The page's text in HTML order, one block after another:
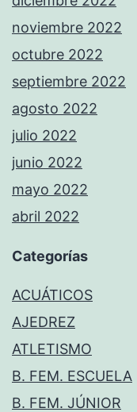
noviembre 2022
octubre 2022
septiembre 2022
agosto 2022
julio 2022
junio 2022
mayo 2022
abril 2022
Categorías
ACUÁTICOS
AJEDREZ
ATLETISMO
B. FEM. ESCUELA
B. FEM. JÚNIOR